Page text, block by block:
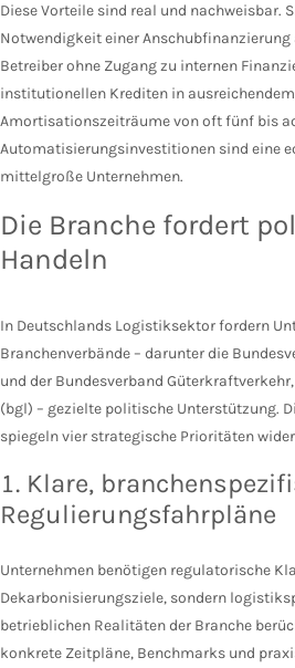
Diese Vorteile sind real und nachweisbar.
Notwendigkeit einer Anschubfinanzierung
Betreiber ohne Zugang zu internen
institutionellen Krediten in
Amortisationszeiträume von oft fünf bis
Automatisierungsinvestitionen sind eine
mittelgroße Unternehmen.
Die Branche fordert
Handeln
In Deutschlands Logistiksektor fordern
Branchenverbände – darunter die
und der Bundesverband
(bgl) – gezielte politische Unterstützung.
spiegeln vier strategische Prioritäten
1. Klare,
Regulierungsfahrpläne
Unternehmen benötigen regulatorische
Dekarbonisierungsziele, sondern
betrieblichen Realitäten der Branche
konkrete Zeitpläne, Benchmarks und